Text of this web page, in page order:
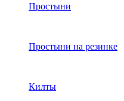
Простыни
Простыни на резинке
Килты